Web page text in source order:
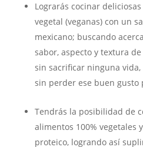
Lograrás cocinar
vegetal (veganas) con un
mexicano; buscando
sabor, aspecto y textura
sin sacrificar ninguna
sin perder ese buen gusto
Tendrás la posibilidad de
alimentos 100% vegetales
proteico, logrando así